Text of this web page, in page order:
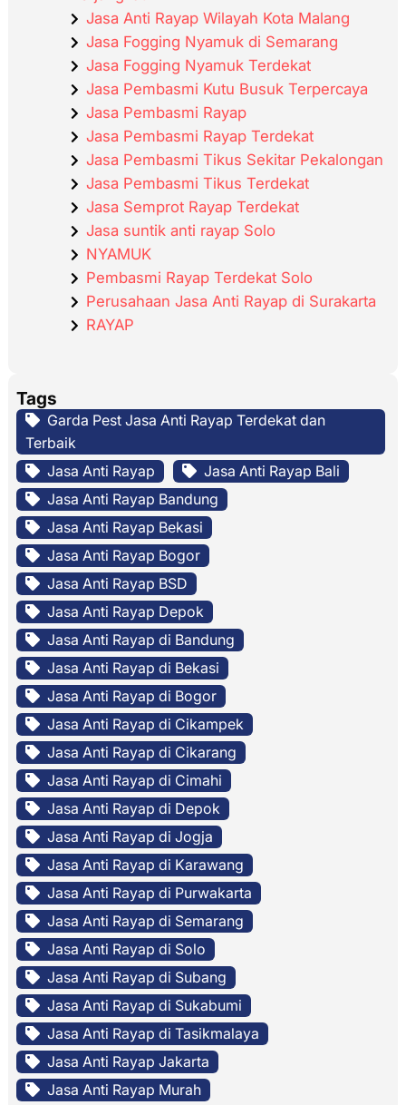
Jasa Anti Rayap Wilayah Kota Malang
Jasa Fogging Nyamuk di Semarang
Jasa Fogging Nyamuk Terdekat
Jasa Pembasmi Kutu Busuk Terpercaya
Jasa Pembasmi Rayap
Jasa Pembasmi Rayap Terdekat
Jasa Pembasmi Tikus Sekitar Pekalongan
Jasa Pembasmi Tikus Terdekat
Jasa Semprot Rayap Terdekat
Jasa suntik anti rayap Solo
NYAMUK
Pembasmi Rayap Terdekat Solo
Perusahaan Jasa Anti Rayap di Surakarta
RAYAP
Tags
Garda Pest Jasa Anti Rayap Terdekat dan
Terbaik
Jasa Anti Rayap
Jasa Anti Rayap Bali
Jasa Anti Rayap Bandung
Jasa Anti Rayap Bekasi
Jasa Anti Rayap Bogor
Jasa Anti Rayap BSD
Jasa Anti Rayap Depok
Jasa Anti Rayap di Bandung
Jasa Anti Rayap di Bekasi
Jasa Anti Rayap di Bogor
Jasa Anti Rayap di Cikampek
Jasa Anti Rayap di Cikarang
Jasa Anti Rayap di Cimahi
Jasa Anti Rayap di Depok
Jasa Anti Rayap di Jogja
Jasa Anti Rayap di Karawang
Jasa Anti Rayap di Purwakarta
Jasa Anti Rayap di Semarang
Jasa Anti Rayap di Solo
Jasa Anti Rayap di Subang
Jasa Anti Rayap di Sukabumi
Jasa Anti Rayap di Tasikmalaya
Jasa Anti Rayap Jakarta
Jasa Anti Rayap Murah